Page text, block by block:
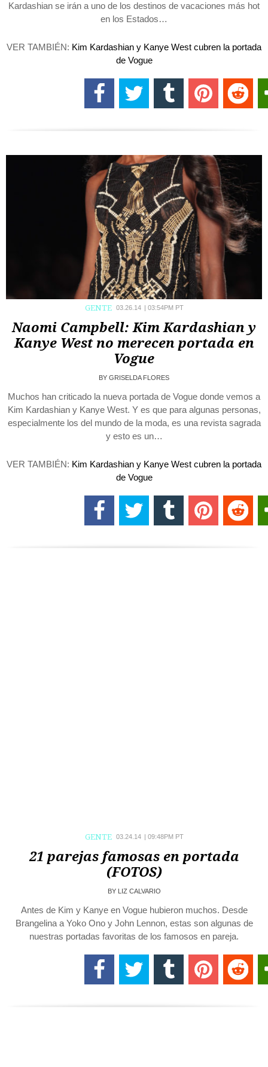
Kardashian se irán a uno de los destinos de vacaciones más hot
en los Estados…
VER TAMBIÉN: Kim Kardashian y Kanye West cubren la portada
de Vogue
GENTE 03.26.14 | 03:54PM PT
Naomi Campbell: Kim Kardashian y
Kanye West no merecen portada en
Vogue
BY GRISELDA FLORES
Muchos han criticado la nueva portada de Vogue donde vemos a
Kim Kardashian y Kanye West. Y es que para algunas personas,
especialmente los del mundo de la moda, es una revista sagrada
y esto es un…
VER TAMBIÉN: Kim Kardashian y Kanye West cubren la portada
de Vogue
GENTE 03.24.14 | 09:48PM PT
21 parejas famosas en portada
(FOTOS)
BY LIZ CALVARIO
Antes de Kim y Kanye en Vogue hubieron muchos. Desde
Brangelina a Yoko Ono y John Lennon, estas son algunas de
nuestras portadas favoritas de los famosos en pareja.